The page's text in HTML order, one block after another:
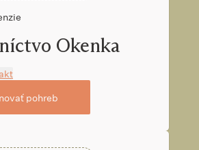
Okenka
pohreb